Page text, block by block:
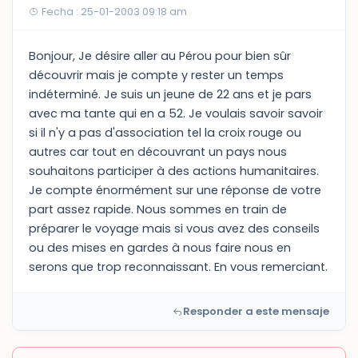
Fecha : 25-01-2003 09:18 am
Bonjour, Je désire aller au Pérou pour bien sûr
découvrir mais je compte y rester un temps
indéterminé. Je suis un jeune de 22 ans et je pars
avec ma tante qui en a 52. Je voulais savoir savoir
si il n'y a pas d'association tel la croix rouge ou
autres car tout en découvrant un pays nous
souhaitons participer à des actions humanitaires.
Je compte énormément sur une réponse de votre
part assez rapide. Nous sommes en train de
préparer le voyage mais si vous avez des conseils
ou des mises en gardes à nous faire nous en
serons que trop reconnaissant. En vous remerciant.
Responder a este mensaje